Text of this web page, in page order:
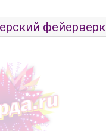
фейерверк